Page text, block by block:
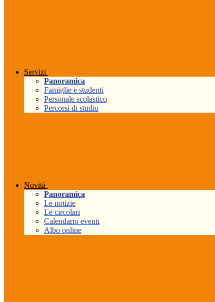
Servizi
Panoramica
Famiglie e studenti
Personale scolastico
Percorsi di studio
Novità
Panoramica
Le notizie
Le circolari
Calendario eventi
Albo online